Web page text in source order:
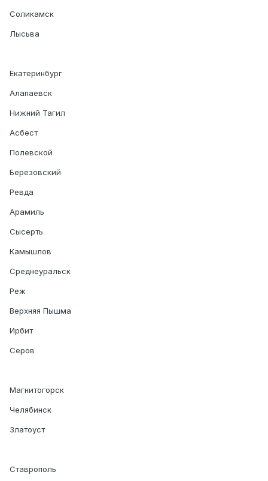
Соликамск
Лысьва
Екатеринбург
Алапаевск
Нижний Тагил
Асбест
Полевской
Березовский
Ревда
Арамиль
Сысерть
Камышлов
Среднеуральск
Реж
Верхняя Пышма
Ирбит
Серов
Магнитогорск
Челябинск
Златоуст
Ставрополь